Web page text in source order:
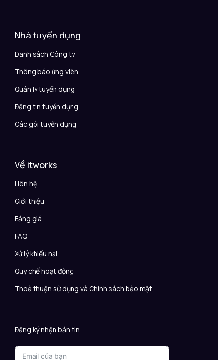
Nhà tuyển dụng
Danh sách Công ty
Thông báo ứng viên
Quản lý tuyển dụng
Đăng tin tuyển dụng
Các gói tuyển dụng
Về itworks
Liên hệ
Giới thiệu
Bảng giá
FAQ
Xử lý khiếu nại
Quy chế hoạt động
Thoả thuận sử dụng và Chính sách bảo mật
Đăng ký nhận bản tin